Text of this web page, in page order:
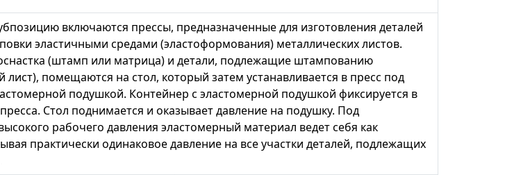
включаются прессы, предназначенные для изготовления деталей
эластичными средами (эластоформования) металлических листов.
(штамп или матрица) и детали, подлежащие штампованию
лист), помещаются на стол, который затем устанавливается в пресс под
подушкой. Контейнер с эластомерной подушкой фиксируется в
Стол поднимается и оказывает давление на подушку. Под
рабочего давления эластомерный материал ведет себя как
практически одинаковое давление на все участки деталей, подлежащих